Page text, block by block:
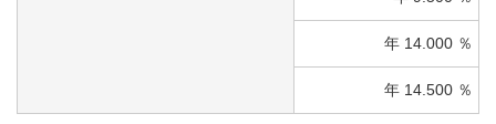
年 14.000 ％
年 14.500 ％